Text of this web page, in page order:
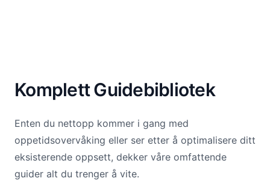
Komplett Guidebibliotek
Enten du nettopp kommer i gang med
oppetidsovervåking eller ser etter å optimalisere ditt
eksisterende oppsett, dekker våre omfattende
guider alt du trenger å vite.